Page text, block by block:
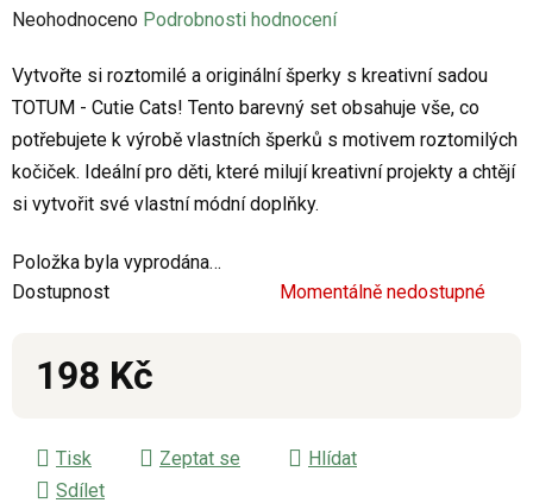
Průměrné
produktu
je
0,0
z
5
Neohodnoceno Podrobnosti hodnocení
Vytvořte si roztomilé a originální šperky s kreativní sadou
TOTUM - Cutie Cats! Tento barevný set obsahuje vše, co
potřebujete k výrobě vlastních šperků s motivem roztomilých
kočiček. Ideální pro děti, které milují kreativní projekty a chtějí
si vytvořit své vlastní módní doplňky.
Položka byla vyprodána…
Dostupnost
Momentálně nedostupné
198 Kč
Tisk Zeptat se
Hlídat
Sdílet